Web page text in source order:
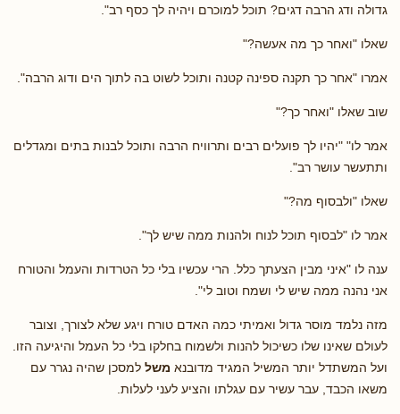
גדולה ודג הרבה דגים? תוכל למוכרם ויהיה לך כסף רב".
שאלו "ואחר כך מה אעשה?"
אמרו "אחר כך תקנה ספינה קטנה ותוכל לשוט בה לתוך הים ודוג הרבה".
שוב שאלו "ואחר כך?"
אמר לו" "יהיו לך פועלים רבים ותרוויח הרבה ותוכל לבנות בתים ומגדלים
ותתעשר עושר רב".
שאלו "ולבסוף מה?"
אמר לו "לבסוף תוכל לנוח ולהנות ממה שיש לך".
ענה לו "איני מבין הצעתך כלל. הרי עכשיו בלי כל הטרדות והעמל והטורח
אני נהנה ממה שיש לי ושמח וטוב לי".
מזה נלמד מוסר גדול ואמיתי כמה האדם טורח ויגע שלא לצורך, וצובר
לעולם שאינו שלו כשיכול להנות ולשמוח בחלקו בלי כל העמל והיגיעה הזו.
ועל המשתדל יותר המשיל המגיד מדובנא משל למסכן שהיה נגרר עם
משאו הכבד, עבר עשיר עם עגלתו והציע לעני לעלות.